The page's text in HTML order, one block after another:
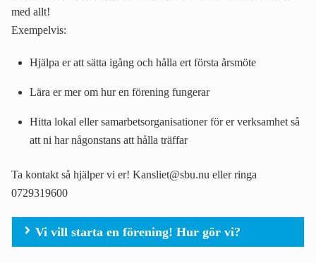
med allt!
Exempelvis:
Hjälpa er att sätta igång och hålla ert första årsmöte
Lära er mer om hur en förening fungerar
Hitta lokal eller samarbetsorganisationer för er verksamhet så
att ni har någonstans att hålla träffar
Ta kontakt så hjälper vi er! Kansliet@sbu.nu eller ringa
0729319600
Vi vill starta en förening! Hur gör vi?